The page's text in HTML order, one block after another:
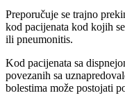
Preporučuje se trajno
kod pacijenata kod kojih
ili pneumonitis.
Kod pacijenata sa
povezanih sa
bolestima može postojati